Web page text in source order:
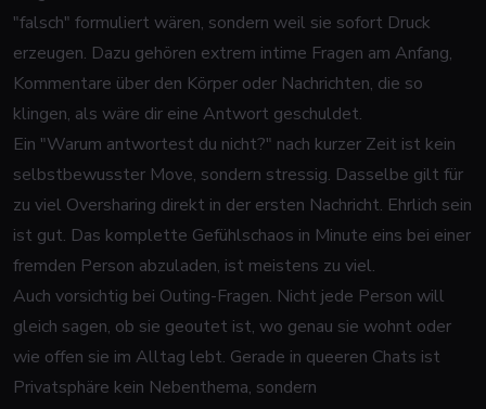
"falsch" formuliert wären, sondern weil sie sofort Druck
erzeugen. Dazu gehören extrem intime Fragen am Anfang,
Kommentare über den Körper oder Nachrichten, die so
klingen, als wäre dir eine Antwort geschuldet.
Ein "Warum antwortest du nicht?" nach kurzer Zeit ist kein
selbstbewusster Move, sondern stressig. Dasselbe gilt für
zu viel Oversharing direkt in der ersten Nachricht. Ehrlich sein
ist gut. Das komplette Gefühlschaos in Minute eins bei einer
fremden Person abzuladen, ist meistens zu viel.
Auch vorsichtig bei Outing-Fragen. Nicht jede Person will
gleich sagen, ob sie geoutet ist, wo genau sie wohnt oder
wie offen sie im Alltag lebt. Gerade in queeren Chats ist
Privatsphäre kein Nebenthema, sondern